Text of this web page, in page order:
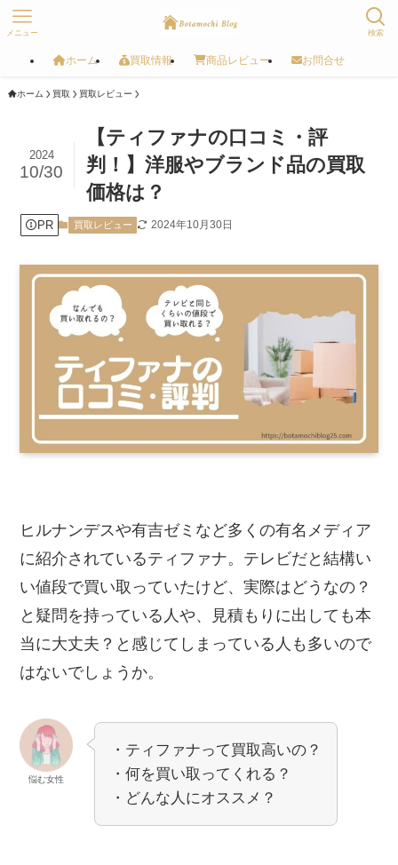
検索
メニュー
ホーム 買取情報 商品レビュー お問合せ
ホーム 買取 買取レビュー
【ティファナの口コミ・評
判！】洋服やブランド品の買取
価格は？
2024
10/30
PR 買取レビュー 2024年10月30日
ヒルナンデスや有吉ゼミなど多くの有名メディア
に紹介されているティファナ。テレビだと結構い
い値段で買い取っていたけど、実際はどうなの？
と疑問を持っている人や、見積もりに出しても本
当に大丈夫？と感じてしまっている人も多いので
はないでしょうか。
悩む女性
・ティファナって買取高いの？
・何を買い取ってくれる？
・どんな人にオススメ？